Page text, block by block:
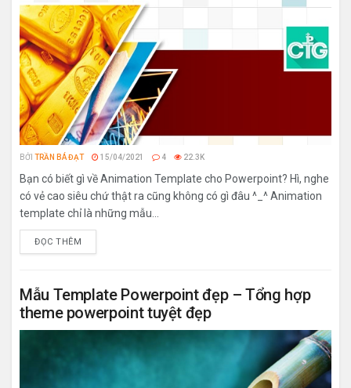
BỞI TRẦN BÁ ĐẠT 15/04/2021 4 22.3K
Bạn có biết gì về Animation Template cho Powerpoint? Hì, nghe
có vẻ cao siêu chứ thật ra cũng không có gì đâu ^_^ Animation
template chỉ là những mẫu...
ĐỌC THÊM
Mẫu Template Powerpoint đẹp – Tổng hợp
theme powerpoint tuyệt đẹp